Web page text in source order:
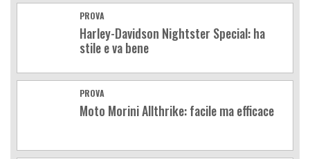
PROVA
Harley-Davidson Nightster Special: ha
stile e va bene
PROVA
Moto Morini Allthrike: facile ma efficace